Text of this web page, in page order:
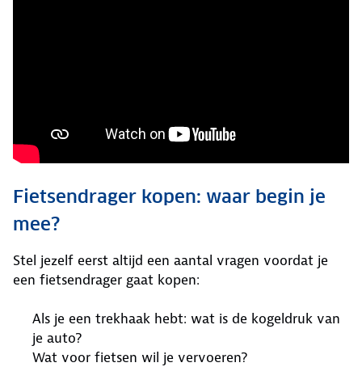
Fietsendrager kopen: waar begin je
mee?
Stel jezelf eerst altijd een aantal vragen voordat je
een fietsendrager gaat kopen:
Als je een trekhaak hebt: wat is de kogeldruk van
je auto?
Wat voor fietsen wil je vervoeren?